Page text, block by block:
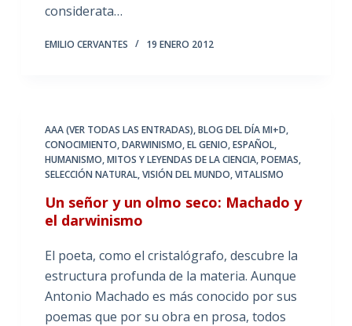
considerata…
EMILIO CERVANTES 19 ENERO 2012
AAA (VER TODAS LAS ENTRADAS),BLOG DEL DÍA MI+D,
CONOCIMIENTO,DARWINISMO,EL GENIO,ESPAÑOL,
HUMANISMO,MITOS Y LEYENDAS DE LA CIENCIA,POEMAS,
SELECCIÓN NATURAL,VISIÓN DEL MUNDO,VITALISMO
Un señor y un olmo seco: Machado y
el darwinismo
El poeta, como el cristalógrafo, descubre la
estructura profunda de la materia. Aunque
Antonio Machado es más conocido por sus
poemas que por su obra en prosa, todos